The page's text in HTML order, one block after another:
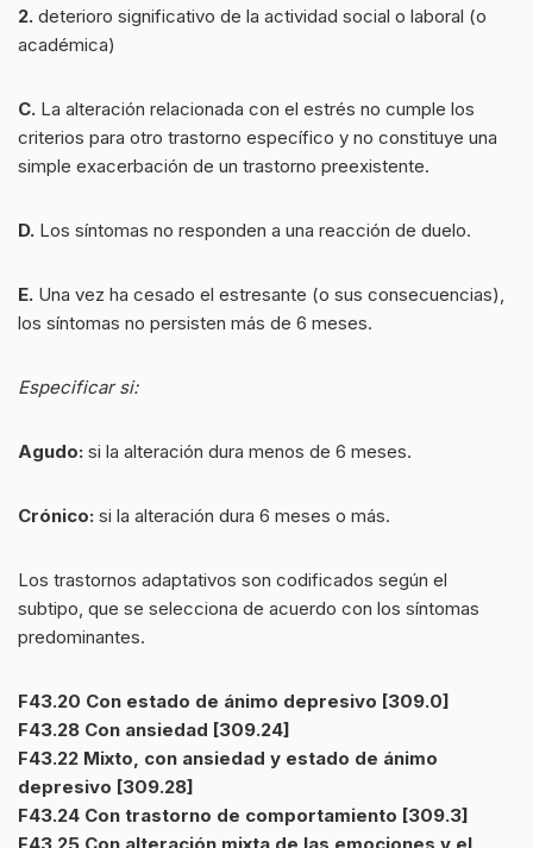
2. deterioro significativo de la actividad social o laboral (o
académica)
C. La alteración relacionada con el estrés no cumple los
criterios para otro trastorno específico y no constituye una
simple exacerbación de un trastorno preexistente.
D. Los síntomas no responden a una reacción de duelo.
E. Una vez ha cesado el estresante (o sus consecuencias),
los síntomas no persisten más de 6 meses.
Especificar si:
Agudo: si la alteración dura menos de 6 meses.
Crónico: si la alteración dura 6 meses o más.
Los trastornos adaptativos son codificados según el
subtipo, que se selecciona de acuerdo con los síntomas
predominantes.
F43.20 Con estado de ánimo depresivo [309.0]
F43.28 Con ansiedad [309.24]
F43.22 Mixto, con ansiedad y estado de ánimo
depresivo [309.28]
F43.24 Con trastorno de comportamiento [309.3]